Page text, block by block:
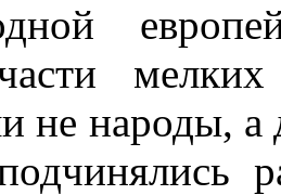
мелких
не народы,